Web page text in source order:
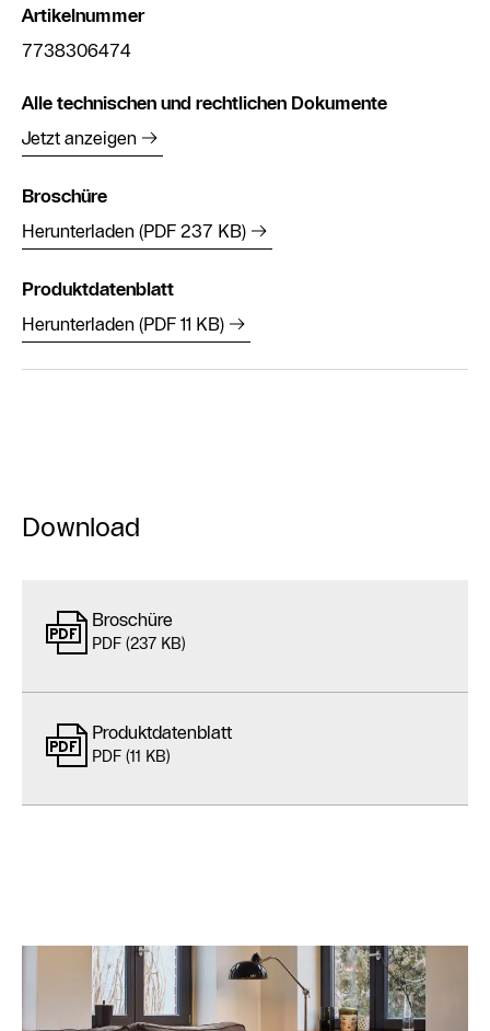
Artikelnummer
7738306474
Alle technischen und rechtlichen Dokumente
Jetzt anzeigen
Broschüre
Herunterladen (PDF 237 KB)
Produktdatenblatt
Herunterladen (PDF 11 KB)
Download
Broschüre
PDF (237 KB)
Produktdatenblatt
PDF (11 KB)